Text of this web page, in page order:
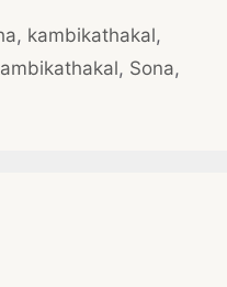
, kambikathakal,
, Sona,